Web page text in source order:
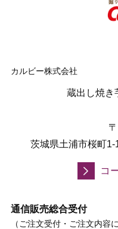
カルビー株式会社
蔵出し焼き
茨城県土浦市桜町
コ
通信販売総合受付
（ご注文受付・ご注文内容